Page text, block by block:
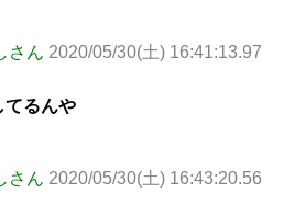
さん 2020/05/30(土) 16:41:13.97
てるんや
さん 2020/05/30(土) 16:43:20.56